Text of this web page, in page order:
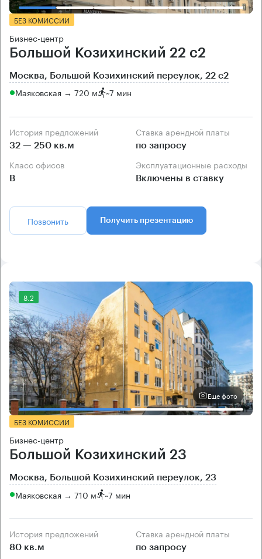
БЕЗ КОМИССИИ
Бизнес-центр
Большой Козихинский 22 с2
Москва, Большой Козихинский переулок, 22 с2
Маяковская → 720 м ~7 мин
История предложений
32 — 250 кв.м
Ставка арендной платы
по запросу
Класс офисов
B
Эксплуатационные расходы
Включены в ставку
Позвонить Получить презентацию
8.2
Еще фото
БЕЗ КОМИССИИ
Бизнес-центр
Большой Козихинский 23
Москва, Большой Козихинский переулок, 23
Маяковская → 710 м ~7 мин
История предложений
80 кв.м
Ставка арендной платы
по запросу